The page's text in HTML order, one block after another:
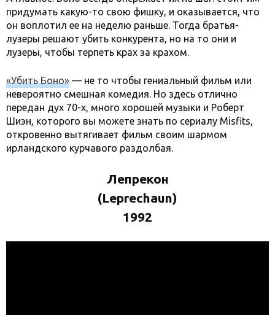
придумать какую-то свою фишку, и оказывается, что
он воплотил ее на неделю раньше. Тогда братья-
лузеры решают убить конкурента, но на то они и
лузеры, чтобы терпеть крах за крахом.
«Убить Боно» — не то чтобы гениальный фильм или
невероятно смешная комедия. Но здесь отлично
передан дух 70-х, много хорошей музыки и Роберт
Шиэн, которого вы можете знать по сериалу Misfits,
откровенно вытягивает фильм своим шармом
ирландского курчавого раздолбая.
Лепрекон
(Leprechaun)
1992